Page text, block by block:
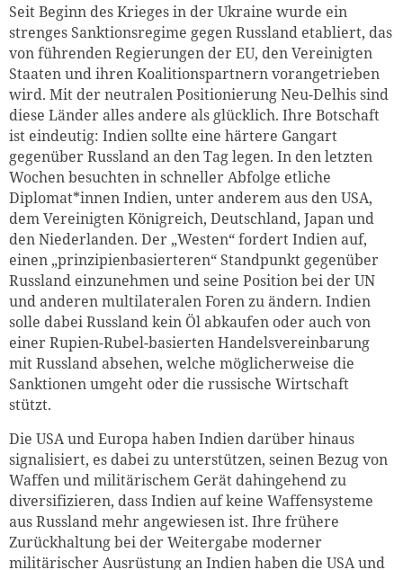
Seit Beginn des Krieges in der Ukraine wurde ein
strenges Sanktionsregime gegen Russland etabliert, das
von führenden Regierungen der EU, den Vereinigten
Staaten und ihren Koalitionspartnern vorangetrieben
wird. Mit der neutralen Positionierung Neu-Delhis sind
diese Länder alles andere als glücklich. Ihre Botschaft
ist eindeutig: Indien sollte eine härtere Gangart
gegenüber Russland an den Tag legen. In den letzten
Wochen besuchten in schneller Abfolge etliche
Diplomat*innen Indien, unter anderem aus den USA,
dem Vereinigten Königreich, Deutschland, Japan und
den Niederlanden. Der „Westen“ fordert Indien auf,
einen „prinzipienbasierteren“ Standpunkt gegenüber
Russland einzunehmen und seine Position bei der UN
und anderen multilateralen Foren zu ändern. Indien
solle dabei Russland kein Öl abkaufen oder auch von
einer Rupien-Rubel-basierten Handelsvereinbarung
mit Russland absehen, welche möglicherweise die
Sanktionen umgeht oder die russische Wirtschaft
stützt.
Die USA und Europa haben Indien darüber hinaus
signalisiert, es dabei zu unterstützen, seinen Bezug von
Waffen und militärischem Gerät dahingehend zu
diversifizieren, dass Indien auf keine Waffensysteme
aus Russland mehr angewiesen ist. Ihre frühere
Zurückhaltung bei der Weitergabe moderner
militärischer Ausrüstung an Indien haben die USA und